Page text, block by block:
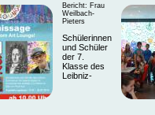
Bericht: Frau
Weilbach-
Pieters
Schülerinnen
und Schüler
der 7.
Klasse des
Leibniz-